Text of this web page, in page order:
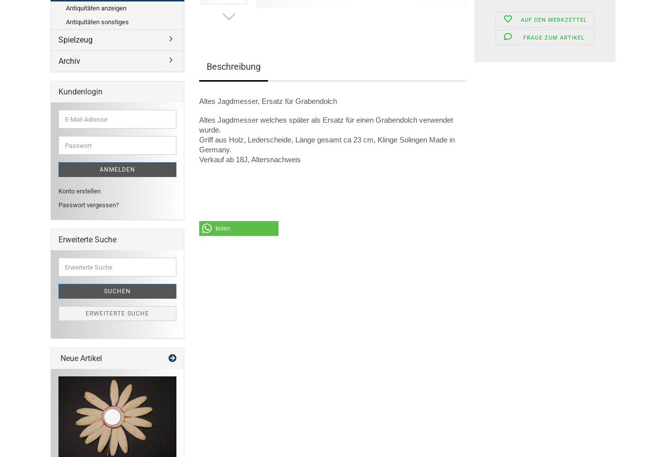
AUF DEN MERKZETTEL
FRAGE ZUM ARTIKEL
Beschreibung
Altes Jagdmesser, Ersatz für Grabendolch
Altes Jagdmesser welches später als Ersatz für einen Grabendolch verwendet
wurde.
Griff aus Holz, Lederscheide, Länge gesamt ca 23 cm, Klinge Solingen Made in
Germany.
Verkauf ab 18J, Altersnachweis
teilen
Antiquitäten anzeigen
Antiquitäten sonstiges
Spielzeug
Archiv
Kundenlogin
E-
Mail-
Adresse
Passwort
ANMELDEN
Konto erstellen
Passwort vergessen?
Erweiterte Suche
Suche
SUCHEN
ERWEITERTE SUCHE
Neue Artikel